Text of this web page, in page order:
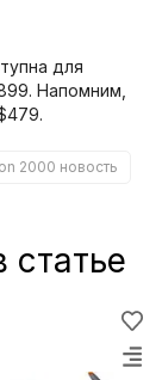
для
Напомним,
2000 новость